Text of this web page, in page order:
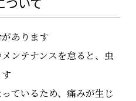
あります
ンテナンスを怠ると、虫
ているため、痛みが生じ